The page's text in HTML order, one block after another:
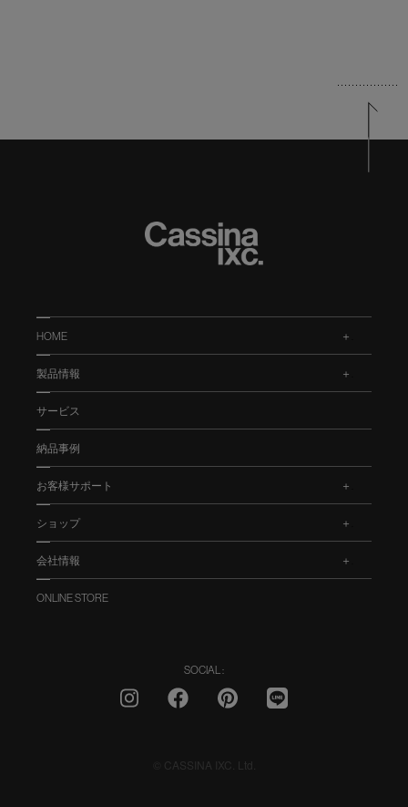
HOME
製品情報
サービス
納品事例
お客様サポート
ショップ
会社情報
ONLINE STORE
SOCIAL :
© CASSINA IXC. Ltd.